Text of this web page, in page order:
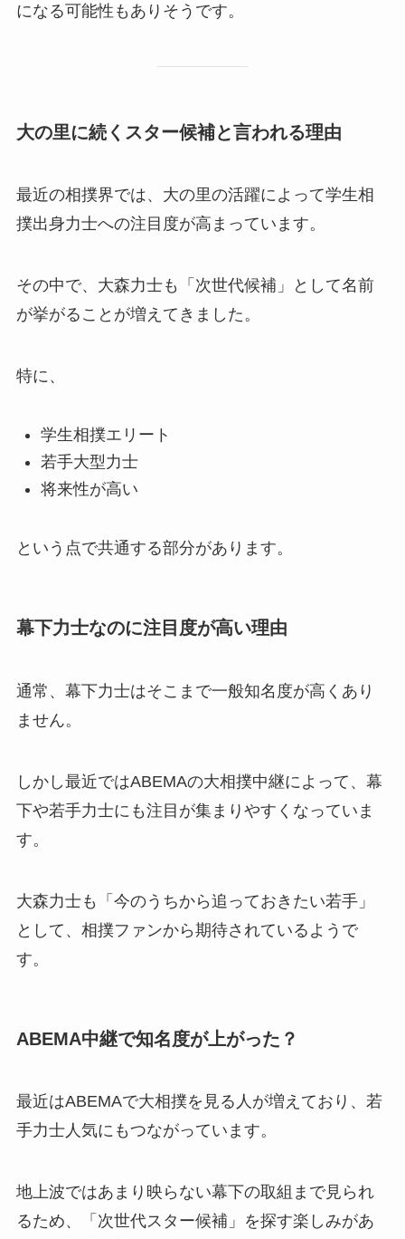
になる可能性もありそうです。
大の里に続くスター候補と言われる理由
最近の相撲界では、大の里の活躍によって学生相
撲出身力士への注目度が高まっています。
その中で、大森力士も「次世代候補」として名前
が挙がることが増えてきました。
特に、
学生相撲エリート
若手大型力士
将来性が高い
という点で共通する部分があります。
幕下力士なのに注目度が高い理由
通常、幕下力士はそこまで一般知名度が高くあり
ません。
しかし最近ではABEMAの大相撲中継によって、幕
下や若手力士にも注目が集まりやすくなっていま
す。
大森力士も「今のうちから追っておきたい若手」
として、相撲ファンから期待されているようで
す。
ABEMA中継で知名度が上がった？
最近はABEMAで大相撲を見る人が増えており、若
手力士人気にもつながっています。
地上波ではあまり映らない幕下の取組まで見られ
るため、「次世代スター候補」を探す楽しみがあ